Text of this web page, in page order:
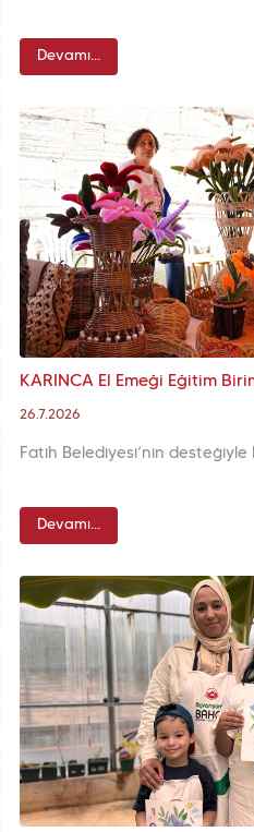
Devamı...
26.7.2026
Devamı...